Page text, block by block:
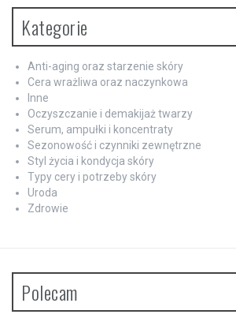
Kategorie
Anti-aging oraz starzenie skóry
Cera wrażliwa oraz naczynkowa
Inne
Oczyszczanie i demakijaż twarzy
Serum, ampułki i koncentraty
Sezonowość i czynniki zewnętrzne
Styl życia i kondycja skóry
Typy cery i potrzeby skóry
Uroda
Zdrowie
Polecam